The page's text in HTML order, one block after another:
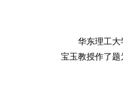
华东理工大
宝玉教授作了题